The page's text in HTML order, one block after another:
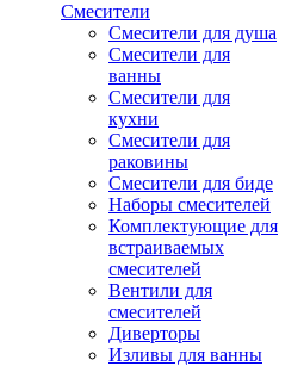
Смесители
Смесители для душа
Смесители для
ванны
Смесители для
кухни
Смесители для
раковины
Смесители для биде
Наборы смесителей
Комплектующие для
встраиваемых
смесителей
Вентили для
смесителей
Диверторы
Изливы для ванны